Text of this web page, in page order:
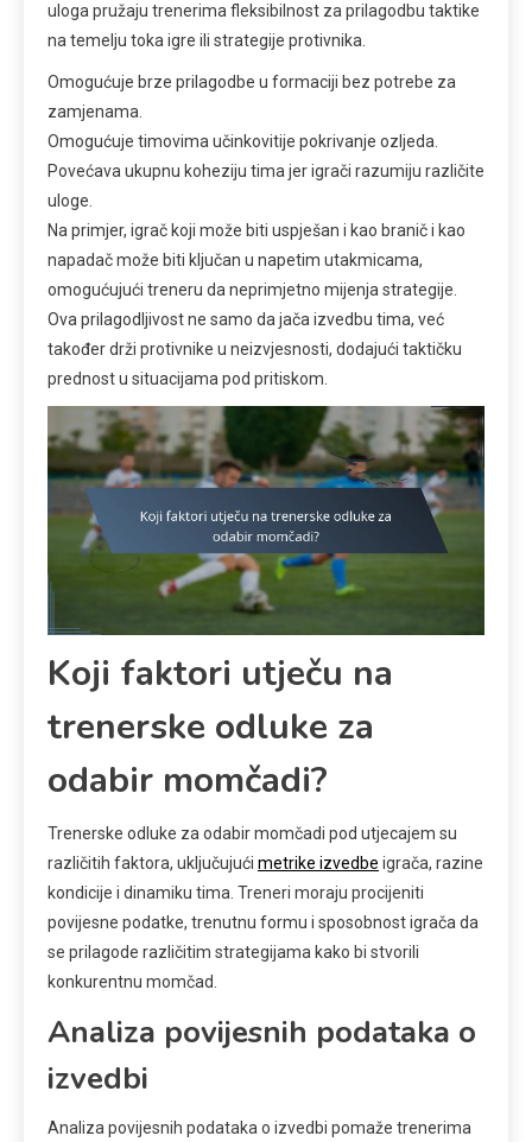
uloga pružaju trenerima fleksibilnost za prilagodbu taktike
na temelju toka igre ili strategije protivnika.
Omogućuje brze prilagodbe u formaciji bez potrebe za
zamjenama.
Omogućuje timovima učinkovitije pokrivanje ozljeda.
Povećava ukupnu koheziju tima jer igrači razumiju različite
uloge.
Na primjer, igrač koji može biti uspješan i kao branič i kao
napadač može biti ključan u napetim utakmicama,
omogućujući treneru da neprimjetno mijenja strategije.
Ova prilagodljivost ne samo da jača izvedbu tima, već
također drži protivnike u neizvjesnosti, dodajući taktičku
prednost u situacijama pod pritiskom.
Koji faktori utječu na
trenerske odluke za
odabir momčadi?
Trenerske odluke za odabir momčadi pod utjecajem su
različitih faktora, uključujući metrike izvedbe igrača, razine
kondicije i dinamiku tima. Treneri moraju procijeniti
povijesne podatke, trenutnu formu i sposobnost igrača da
se prilagode različitim strategijama kako bi stvorili
konkurentnu momčad.
Analiza povijesnih podataka o
izvedbi
Analiza povijesnih podataka o izvedbi pomaže trenerima